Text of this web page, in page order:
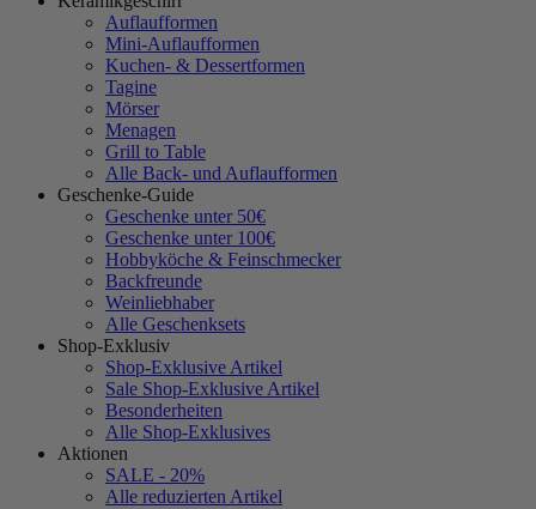
Auflaufformen
Mini-Auflaufformen
Kuchen- & Dessertformen
Tagine
Mörser
Menagen
Grill to Table
Alle Back- und Auflaufformen
Geschenke-Guide
Geschenke unter 50€
Geschenke unter 100€
Hobbyköche & Feinschmecker
Backfreunde
Weinliebhaber
Alle Geschenksets
Shop-Exklusiv
Shop-Exklusive Artikel
Sale Shop-Exklusive Artikel
Besonderheiten
Alle Shop-Exklusives
Aktionen
SALE - 20%
Alle reduzierten Artikel